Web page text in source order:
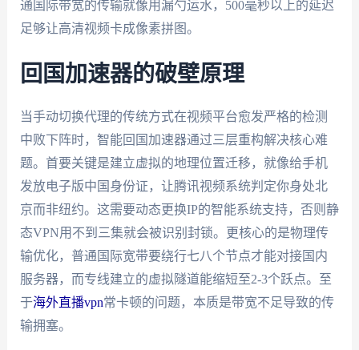
通国际带宽的传输就像用漏勺运水，500毫秒以上的延迟
足够让高清视频卡成像素拼图。
回国加速器的破壁原理
当手动切换代理的传统方式在视频平台愈发严格的检测
中败下阵时，智能回国加速器通过三层重构解决核心难
题。首要关键是建立虚拟的地理位置迁移，就像给手机
发放电子版中国身份证，让腾讯视频系统判定你身处北
京而非纽约。这需要动态更换IP的智能系统支持，否则静
态VPN用不到三集就会被识别封锁。更核心的是物理传
输优化，普通国际宽带要绕行七八个节点才能对接国内
服务器，而专线建立的虚拟隧道能缩短至2-3个跃点。至
于海外直播vpn常卡顿的问题，本质是带宽不足导致的传
输拥塞。